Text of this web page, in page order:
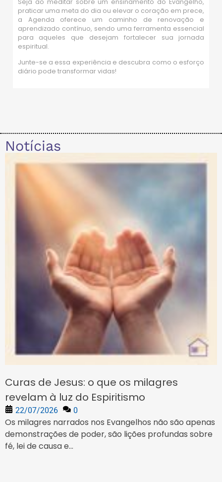
Seja ao meditar sobre um ensinamento do Evangelho,
praticar uma meta do dia ou elevar o coração em prece,
a Agenda oferece um caminho de renovação e
aprendizado contínuo, sendo uma ferramenta essencial
para aqueles que desejam fortalecer sua jornada
espiritual.
Junte-se a essa experiência e descubra como o esforço
diário pode transformar vidas!
Notícias
Curas de Jesus: o que os milagres
revelam à luz do Espiritismo
22/07/2026 0
Os milagres narrados nos Evangelhos não são apenas
demonstrações de poder, são lições profundas sobre
fé, lei de causa e...